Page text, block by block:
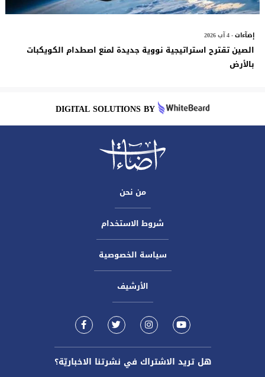
إضآءات- 4 آب 2026
الصين تقترح استراتيجية نووية جديدة لمنع اصطدام الكويكبات
بالأرض
DIGITAL SOLUTIONS BY
من نحن
شروط الاستخدام
سياسة الخصوصية
الأرشيف
هل تريد الاشتراك في نشرتنا الاخباريّة؟